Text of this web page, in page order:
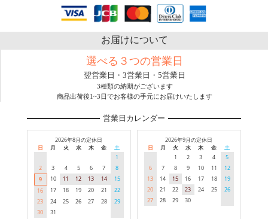
お届けについて
選べる３つの営業日
翌営業日・3営業日・5営業日
3種類の納期がございます
商品出荷後1~3日でお客様の手元にお届けいたします
営業日カレンダー
2026年8月の定休日
日
月 火 水 木 金
土
1
2
3 4 5 6 7
8
9
10 11 12 13 14
15
16
17 18 19 20 21
22
23
24 25 26 27 28
29
30
31
2026年9月の定休日
日
月 火 水 木 金
土
1
2 3 4
5
6
7 8 9 10 11
12
13
14 15 16 17 18
19
20
21 22 23 24 25
26
27
28 29 30